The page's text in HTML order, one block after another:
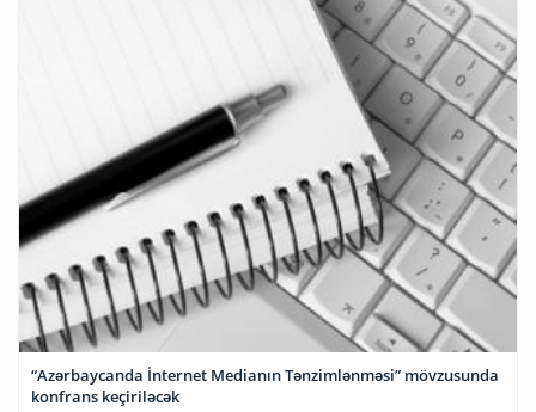
“Azərbaycanda İnternet Medianın Tənzimlənməsi” mövzusunda
konfrans keçiriləcək